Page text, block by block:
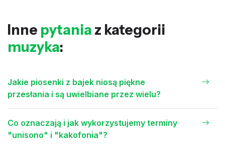
Inne pytania z kategorii
muzyka:
Jakie piosenki z bajek niosą piękne
przesłania i są uwielbiane przez wielu?
Co oznaczają i jak wykorzystujemy terminy
"unisono" i "kakofonia"?